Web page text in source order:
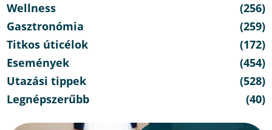
Wellness
(256)
Gasztronómia
(259)
Titkos úticélok
(172)
Események
(454)
Utazási tippek
(528)
Legnépszerűbb
(40)